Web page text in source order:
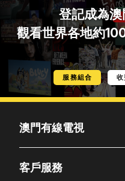
登記成為澳
觀看世界各地約
服務組合 收
澳門有線電視
客戶服務